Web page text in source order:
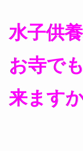
水子供
お寺で
来ます